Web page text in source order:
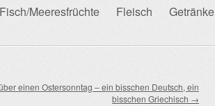
Fisch/Meeresfrüchte Fleisch Getränke
einen Ostersonntag – ein bisschen Deutsch, ein
bisschen Griechisch →